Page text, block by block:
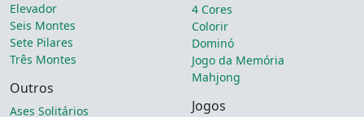
Elevador
Seis Montes
Sete Pilares
Três Montes
Outros
Ases Solitários
4 Cores
Colorir
Dominó
Jogo da Memória
Mahjong
Jogos